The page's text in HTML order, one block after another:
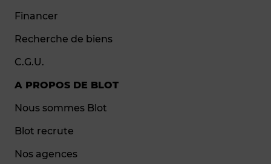
Financer
Recherche de biens
C.G.U.
A PROPOS DE BLOT
Nous sommes Blot
Blot recrute
Nos agences